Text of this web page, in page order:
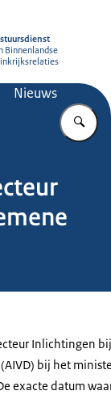
Binnenlandse
Nieuws
Inlichtingen
bij het
exacte datum